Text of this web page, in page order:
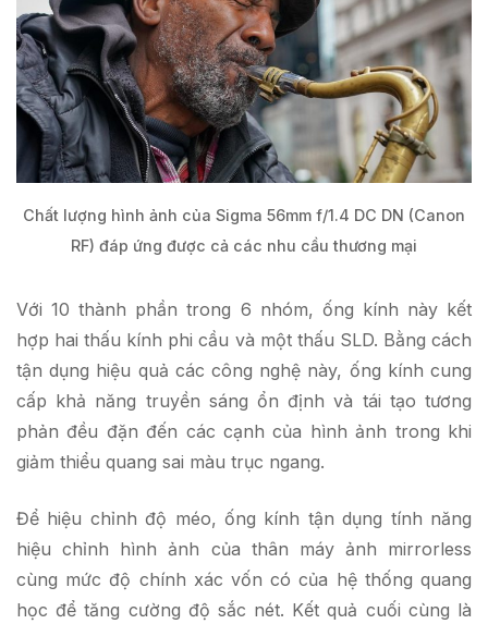
Chất lượng hình ảnh của Sigma 56mm f/1.4 DC DN (Canon
RF) đáp ứng được cả các nhu cầu thương mại
Với 10 thành phần trong 6 nhóm, ống kính này kết
hợp hai thấu kính phi cầu và một thấu SLD. Bằng cách
tận dụng hiệu quả các công nghệ này, ống kính cung
cấp khả năng truyền sáng ổn định và tái tạo tương
phản đều đặn đến các cạnh của hình ảnh trong khi
giảm thiểu quang sai màu trục ngang.
Để hiệu chỉnh độ méo, ống kính tận dụng tính năng
hiệu chỉnh hình ảnh của thân máy ảnh mirrorless
cùng mức độ chính xác vốn có của hệ thống quang
học để tăng cường độ sắc nét. Kết quả cuối cùng là